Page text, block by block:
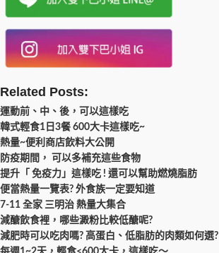
Related Posts:
運動前、中、後，可以這樣吃
韓式輕食1日3餐 600大卡這樣吃~
熱量~便利商店飲料大公開
防疫期間， 可以多補充這些食物
提升「 免疫力」這樣吃 ! 還可以幫助燃燒脂肪
便當熱量一覽表? 外食族一定要知道
7-11 全家 三明治 熱量大集合
減醣飲食裡，哪些澱粉比較低醣呢?
減肥時可以吃肉嗎? 高蛋白、低脂肪的肉類如何選?